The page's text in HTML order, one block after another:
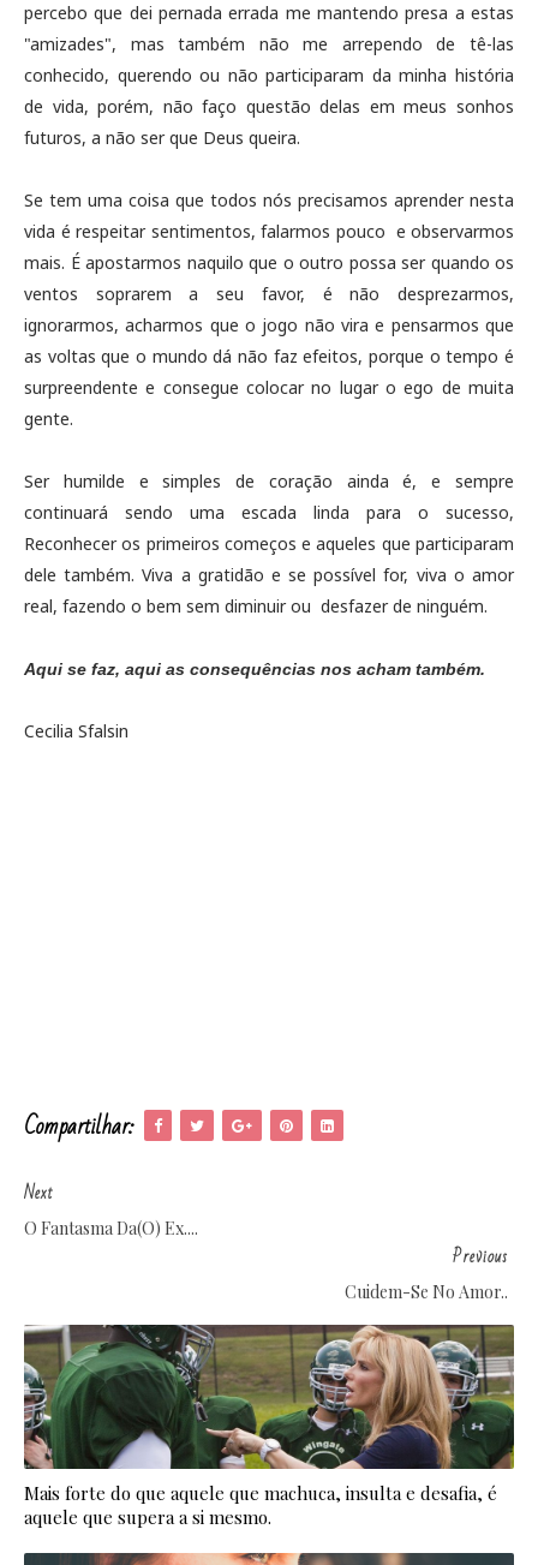
percebo que dei pernada errada me mantendo presa a estas
"amizades", mas também não me arrependo de tê-las
conhecido, querendo ou não participaram da minha história
de vida, porém, não faço questão delas em meus sonhos
futuros, a não ser que Deus queira.
Se tem uma coisa que todos nós precisamos aprender nesta
vida é respeitar sentimentos, falarmos pouco e observarmos
mais. É apostarmos naquilo que o outro possa ser quando os
ventos soprarem a seu favor, é não desprezarmos,
ignorarmos, acharmos que o jogo não vira e pensarmos que
as voltas que o mundo dá não faz efeitos, porque o tempo é
surpreendente e consegue colocar no lugar o ego de muita
gente.
Ser humilde e simples de coração ainda é, e sempre
continuará sendo uma escada linda para o sucesso,
Reconhecer os primeiros começos e aqueles que participaram
dele também. Viva a gratidão e se possível for, viva o amor
real, fazendo o bem sem diminuir ou desfazer de ninguém.
Aqui se faz, aqui as consequências nos acham também.
Cecilia Sfalsin
Compartilhar:
Next
O Fantasma Da(o) Ex....
Previous
Cuidem-Se No Amor..
Mais forte do que aquele que machuca, insulta e desafia, é
aquele que supera a si mesmo.